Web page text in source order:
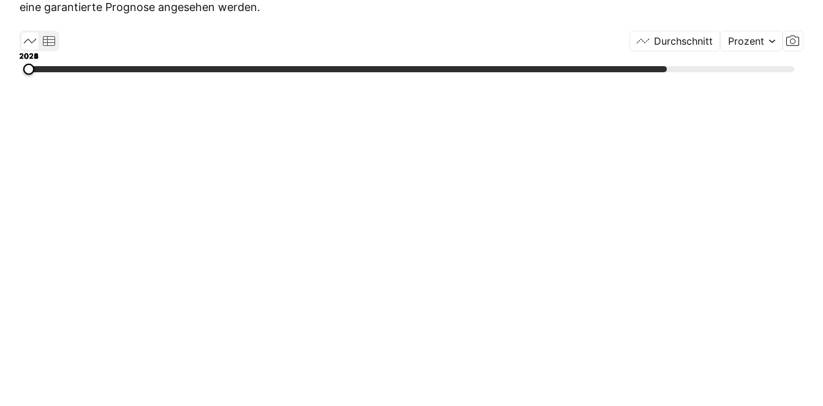
eine garantierte Prognose angesehen werden.
Durchschnitt Prozent
2020
2021
2022
2023
2024
2025
2026